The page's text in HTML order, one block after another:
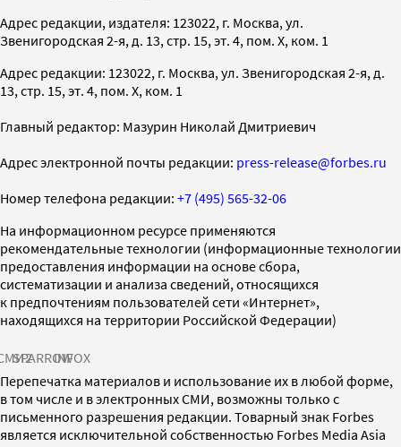
Адрес редакции, издателя: 123022, г. Москва, ул.
Звенигородская 2-я, д. 13, стр. 15, эт. 4, пом. X, ком. 1
Адрес редакции: 123022, г. Москва, ул. Звенигородская 2-я, д.
13, стр. 15, эт. 4, пом. X, ком. 1
Главный редактор: Мазурин Николай Дмитриевич
Адрес электронной почты редакции: press-release@forbes.ru
Номер телефона редакции: +7 (495) 565-32-06
На информационном ресурсе применяются
рекомендательные технологии (информационные технологии
предоставления информации на основе сбора,
систематизации и анализа сведений, относящихся
к предпочтениям пользователей сети «Интернет»,
находящихся на территории Российской Федерации)
SPARROWINFOX
Перепечатка материалов и использование их в любой форме,
в том числе и в электронных СМИ, возможны только с
письменного разрешения редакции. Товарный знак Forbes
является исключительной собственностью Forbes Media Asia